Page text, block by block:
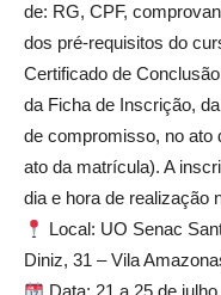
de: RG, CPF,
dos pré-requisitos do
Certificado de
da Ficha de Inscrição,
de compromisso, no ato
ato da matrícula). A
dia e hora de realização
Local: UO Senac
Diniz, 31 – Vila